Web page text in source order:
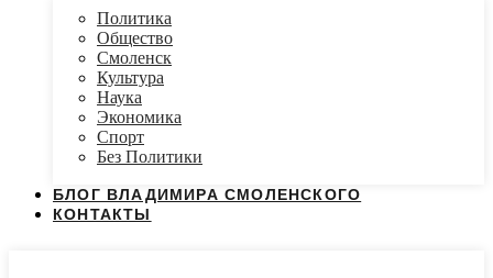
Политика
Общество
Смоленск
Культура
Наука
Экономика
Спорт
Без Политики
БЛОГ ВЛАДИМИРА СМОЛЕНСКОГО
КОНТАКТЫ